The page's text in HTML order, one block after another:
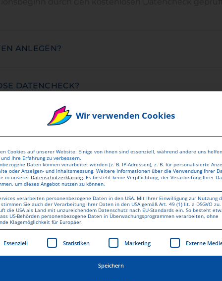
ANLEGEN?
DATENCHECK?
BILDER HABEN?
LINIEN GEACHTET WERDEN?
ANLEGEN?
ANDERS AUS?
Wir verwenden Cookies
Cookies auf unserer Website. Einige von ihnen sind essenziell, während andere uns
Ihre Erfahrung zu verbessern.
Daten können verarbeitet werden (z. B. IP-Adressen), z. B. für personalisierte
oder Anzeigen- und Inhaltsmessung. Weitere Informationen über die Verwendung Ihrer
in unserer Datenschutzerklärung. Es besteht keine Verpflichtung, der Verarbeitung Ihrer
um dieses Angebot nutzen zu können.
verarbeiten personenbezogene Daten in den USA. Mit Ihrer Einwilligung zur Nutzung
stimmen Sie auch der Verarbeitung Ihrer Daten in den USA gemäß Art. 49 (1) lit. a DSGVO zu.
die USA als Land mit unzureichendem Datenschutz nach EU-Standards ein. So besteht
US-Behörden personenbezogene Daten in Überwachungsprogrammen verarbeiten, ohne
Klagemöglichkeit für Europäer.
eine Liste der Service-Gruppen, für die eine Einwilligung
Essenziell Statistiken Marketing Externe
Speichern